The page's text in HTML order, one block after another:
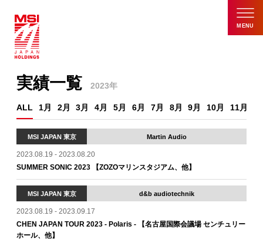
MENU
実績一覧 2023年
ALL 1月 2月 3月 4月 5月 6月 7月 8月 9月 10月 11月
MSI JAPAN 東京 Martin Audio
2023.08.19 - 2023.08.20
SUMMER SONIC 2023 【ZOZOマリンスタジアム、他】
MSI JAPAN 東京 d&b audiotechnik
2023.08.19 - 2023.09.17
CHEN JAPAN TOUR 2023 - Polaris - 【名古屋国際会議場 センチュリー
ホール、他】